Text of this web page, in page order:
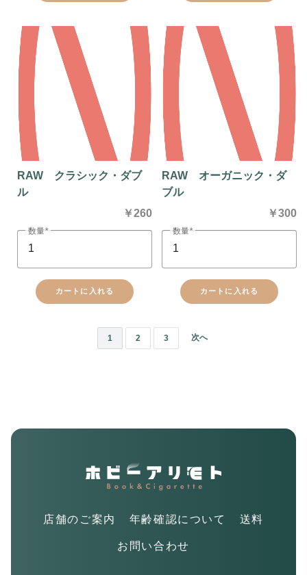
RAW クラシック・ダブ
ル
￥260
数量
カートに入れる
RAW オーガニック・ダ
ブル
￥300
数量
カートに入れる
1 2 3 次へ
店舗のご案内 年齢確認について 送料
お問い合わせ